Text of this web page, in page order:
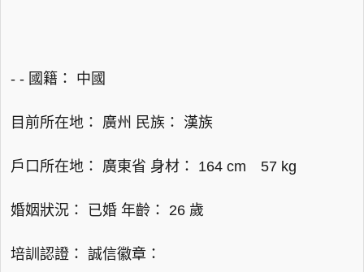
- - 國籍： 中國
目前所在地： 廣州 民族： 漢族
戶口所在地： 廣東省 身材： 164 cm 57 kg
婚姻狀況： 已婚 年齡： 26 歲
培訓認證： 誠信徽章：